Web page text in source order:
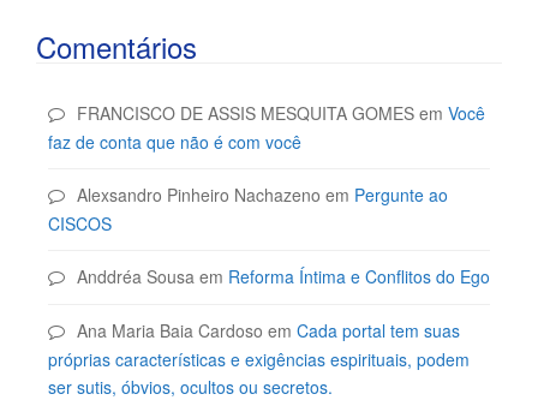
Comentários
FRANCISCO DE ASSIS MESQUITA GOMES em Você
faz de conta que não é com você
Alexsandro Pinheiro Nachazeno em Pergunte ao
CISCOS
Anddréa Sousa em Reforma Íntima e Conflitos do Ego
Ana Maria Baia Cardoso em Cada portal tem suas
próprias características e exigências espirituais, podem
ser sutis, óbvios, ocultos ou secretos.